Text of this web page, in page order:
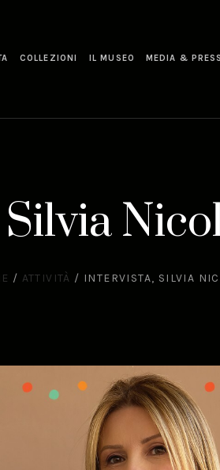
COLLEZIONI IL MUSEO MEDIA & PRESS
/ ATTIVITÀ / INTERVISTA, SILVIA